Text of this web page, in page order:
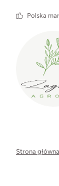
Polska
Strona główna